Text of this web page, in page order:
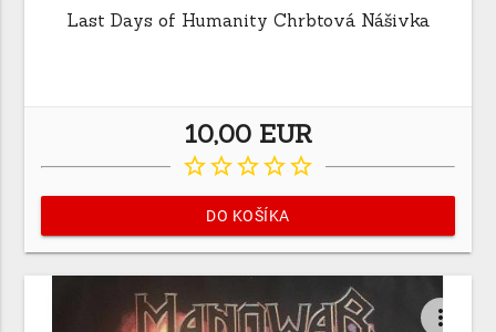
Last Days of Humanity Chrbtová Nášivka
10,00 EUR
star_borderstar_borderstar_borderstar_borderstar_border
DO KOŠÍKA
more_vert